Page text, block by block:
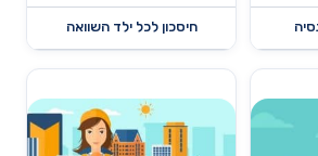
חיסכון לכל ילד השוואה